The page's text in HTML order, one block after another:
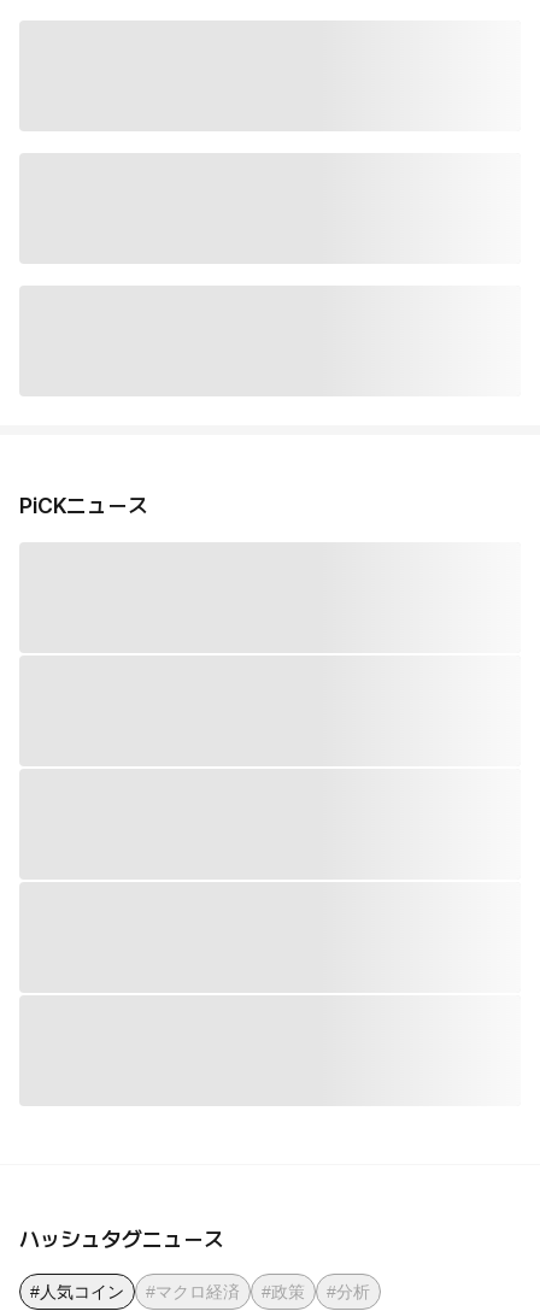
PiCKニュース
ハッシュタグニュース
#人気コイン #マクロ経済 #政策 #分析